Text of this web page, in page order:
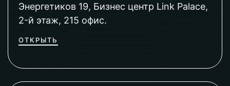
Энергетиков 19, Бизнес центр Link Palace,
2-й этаж, 215 офис.
ОТКРЫТЬ